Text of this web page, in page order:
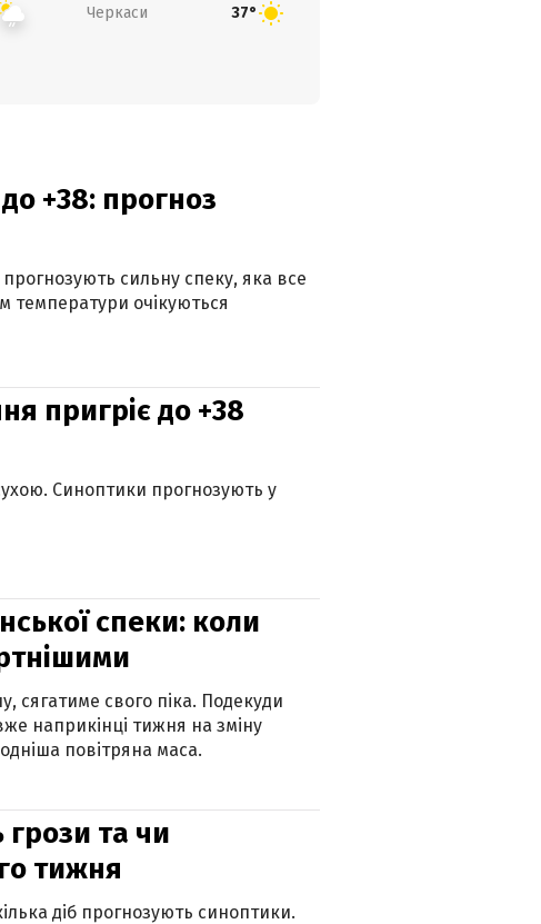
Черкаси 37°
+38: прогноз
сильну спеку, яка все
температури очікуються
пригріє до +38
Синоптики прогнозують у
спеки: коли
свого піка. Подекуди
наприкінці тижня на зміну
повітряна маса.
грози та чи
тижня
діб прогнозують синоптики.